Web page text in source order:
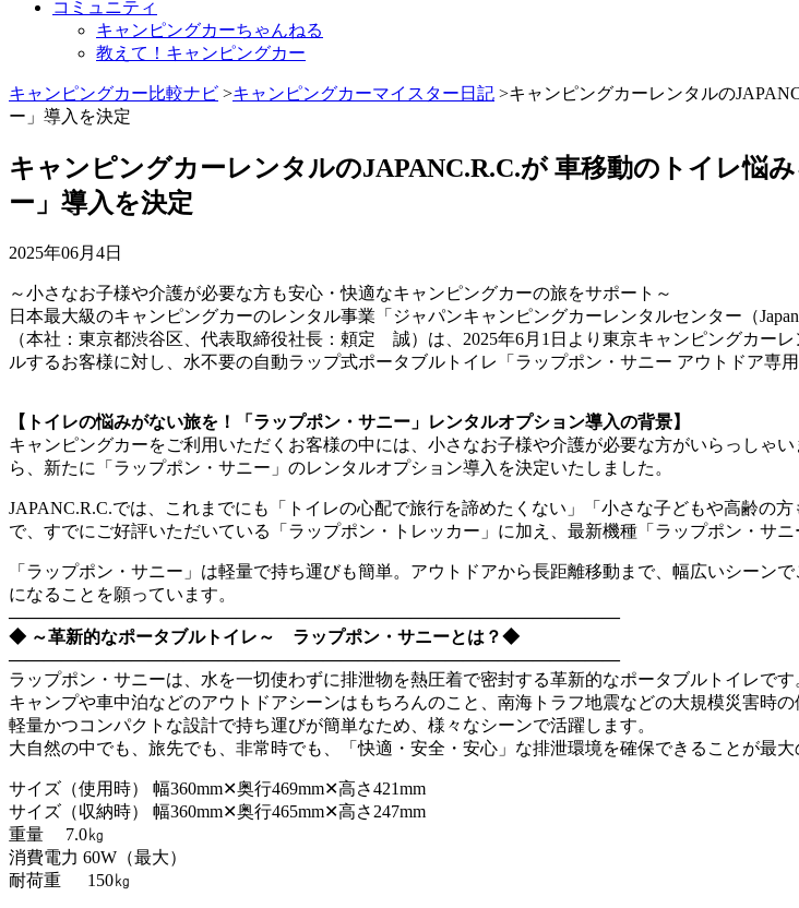
コミュニティ
キャンピングカーちゃんねる
教えて！キャンピングカー
キャンピングカー比較ナビ >キャンピングカーマイスター日記 >キャンピングカーレンタルの
ー」導入を決定
キャンピングカーレンタルのJAPANC.R.C.が 車移動のトイレ悩
ー」導入を決定
2025年06月4日
～小さなお子様や介護が必要な方も安心・快適なキャンピングカーの旅をサポート～
日本最大級のキャンピングカーのレンタル事業「ジャパンキャンピングカーレンタルセンター（
（本社：東京都渋谷区、代表取締役社長：頼定 誠）は、2025年6月1日より東京キャンピングカー
ルするお客様に対し、水不要の自動ラップ式ポータブルトイレ「ラップポン・サニー アウトドア専
【トイレの悩みがない旅を！「ラップポン・サニー」レンタルオプション導入の背景】
キャンピングカーをご利用いただくお客様の中には、小さなお子様や介護が必要な方がいらっしゃ
ら、新たに「ラップポン・サニー」のレンタルオプション導入を決定いたしました。
JAPANC.R.C.では、これまでにも「トイレの心配で旅行を諦めたくない」「小さな子どもや高齢の
で、すでにご好評いただいている「ラップポン・トレッカー」に加え、最新機種「ラップポン・サニ
「ラップポン・サニー」は軽量で持ち運びも簡単。アウトドアから長距離移動まで、幅広いシー
になることを願っています。
―――――――――――――――――――――――――――――――――――
◆ ～革新的なポータブルトイレ～ ラップポン・サニーとは？◆
―――――――――――――――――――――――――――――――――――
ラップポン・サニーは、水を一切使わずに排泄物を熱圧着で密封する革新的なポータブルトイレです
キャンプや車中泊などのアウトドアシーンはもちろんのこと、南海トラフ地震などの大規模災害時
軽量かつコンパクトな設計で持ち運びが簡単なため、様々なシーンで活躍します。
大自然の中でも、旅先でも、非常時でも、「快適・安全・安心」な排泄環境を確保できることが最大
サイズ（使用時） 幅360mm✕奥行469mm✕高さ421mm
サイズ（収納時） 幅360mm✕奥行465mm✕高さ247mm
重量 7.0㎏
消費電力 60W（最大）
耐荷重 150㎏